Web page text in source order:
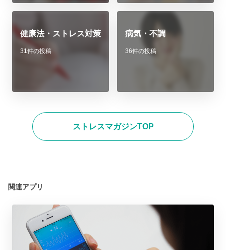
健康法・ストレス対策
31件の投稿
病気・不調
36件の投稿
ストレスマガジンTOP
関連アプリ